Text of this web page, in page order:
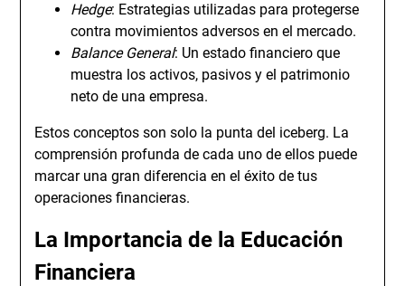
Hedge: Estrategias utilizadas para protegerse
contra movimientos adversos en el mercado.
Balance General: Un estado financiero que
muestra los activos, pasivos y el patrimonio
neto de una empresa.
Estos conceptos son solo la punta del iceberg. La
comprensión profunda de cada uno de ellos puede
marcar una gran diferencia en el éxito de tus
operaciones financieras.
La Importancia de la Educación
Financiera